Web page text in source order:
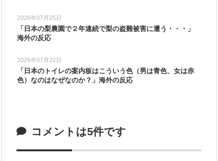
2026年07月25日
「日本の梨農園で２年連続で梨の盗難被害に遭う・・・」
海外の反応
2026年07月22日
「日本のトイレの案内板はこういう色（男は青色、女は赤
色）なのはなぜなのか？」海外の反応
コメントは5件です